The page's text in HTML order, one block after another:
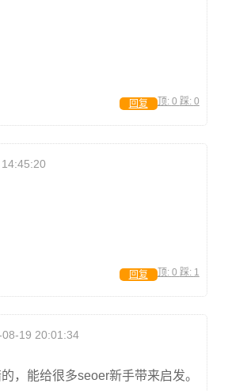
顶: 0 踩: 0
回复
顶: 0 踩: 1
回复
08-19 20:01:34
，能给很多seoer新手带来启发。